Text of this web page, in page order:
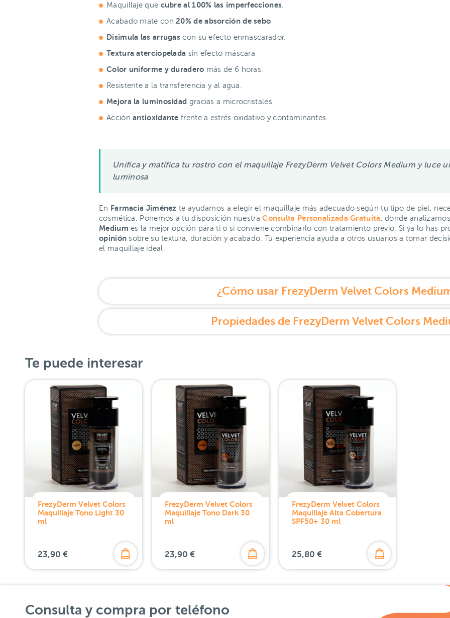
Maquillaje que cubre al 100% las imperfecciones
Acabado mate con20% de absorción de sebo
Disimula las arrugascon su efecto enmascarador.
Textura aterciopelada sin efecto máscara
Color uniforme y duradero más de 6 horas.
Resistente a la transferencia y al agua.
Mejora la luminosidad gracias a microcristales
Acciónantioxidantefrente a estrés oxidativo y contaminantes.
Unifica y matifica tu rostro con el maquillaje FrezyDerm Velvet Colors Medium y luce
luminosa
En Farmacia Jiménez te ayudamos a elegir el maquillaje más adecuado según tu tipo de piel,
cosmética. Ponemos a tu disposición nuestraConsulta Personalizada Gratuita, donde
Medium es la mejor opción para ti o si conviene combinarlo con tratamiento previo. Si ya lo has
opinión sobre su textura, duración y acabado. Tu experiencia ayuda a otros usuarios a tomar
el maquillaje ideal.
¿Cómo usar FrezyDerm Velvet Colors
Propiedades de FrezyDerm Velvet Colors
Te puede interesar
FrezyDerm Velvet Colors
Maquillaje Tono Light 30
ml
23,90 €
FrezyDerm Velvet Colors
Maquillaje Tono Dark 30
ml
23,90 €
FrezyDerm Velvet Colors
Maquillaje Alta Cobertura
SPF50+ 30 ml
25,80 €
Consulta y compra por teléfono